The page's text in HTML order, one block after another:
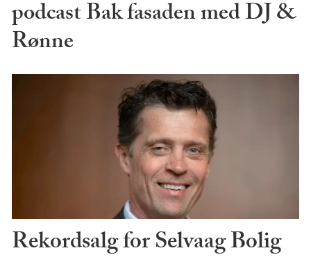
podcast Bak fasaden med DJ &
Rønne
Rekordsalg for Selvaag Bolig